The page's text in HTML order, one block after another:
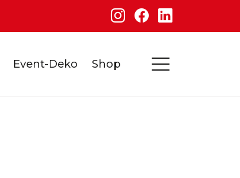
Event-Deko Shop